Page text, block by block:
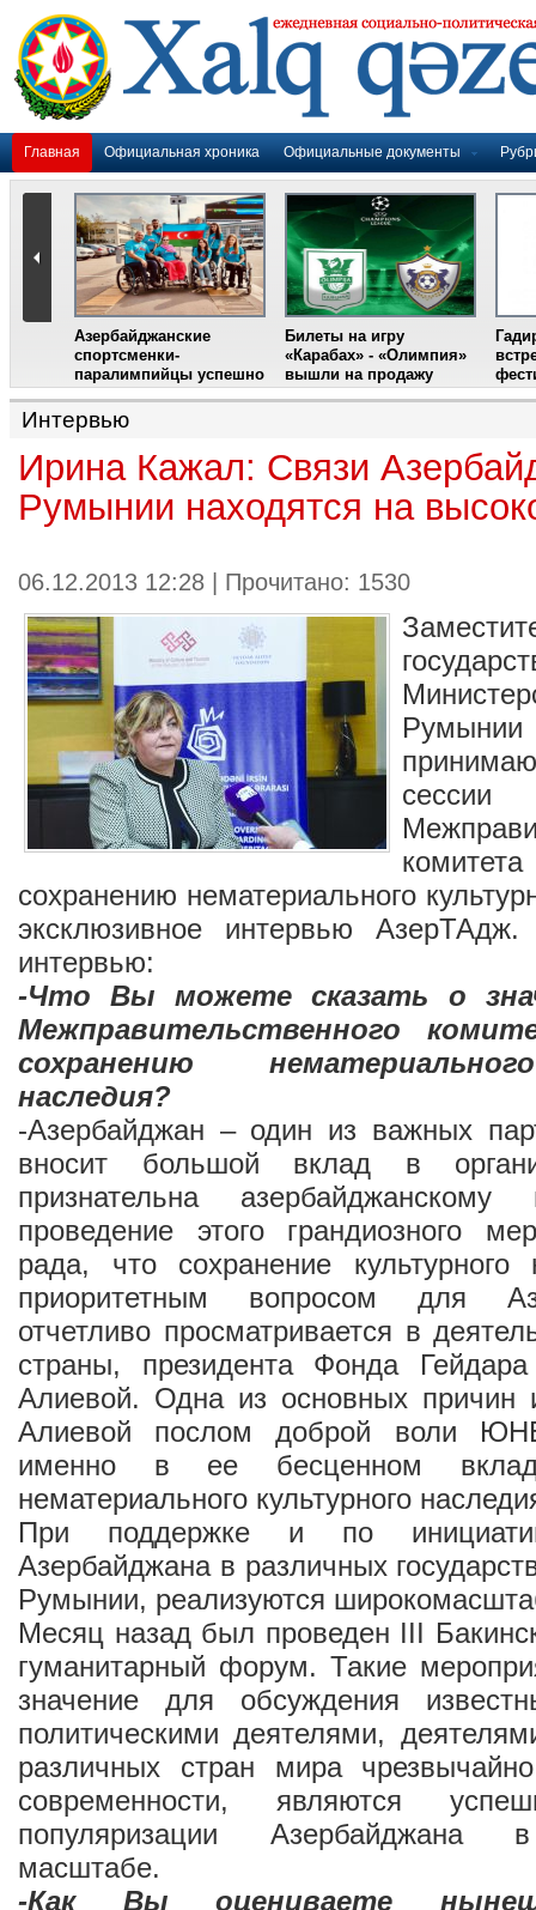
Главная Официальная хроника Официальные документы
Азербайджанские
спортсменки-
паралимпийцы успешно
выступили на III
Международном
фестивале парашютного
Билеты на игру
«Карабах» - «Олимпия»
вышли на продажу
Интервью
Ирина Кажал: Связи
Румынии находятся на
06.12.2013 12:28 | Прочитано: 1530
сессии
сохранению нематериального
эксклюзивное интервью АзерТАдж.
интервью:
-Что Вы можете сказать о
Межправительственного
сохранению
наследия?
-Азербайджан – один из важных
вносит большой вклад в
признательна азербайджанскому
проведение этого грандиозного
рада, что сохранение культурного
приоритетным вопросом для
отчетливо просматривается в
страны, президента Фонда
Алиевой. Одна из основных причин
Алиевой послом доброй воли
именно в ее бесценном
нематериального культурного
При поддержке и по
Азербайджана в различных
Румынии, реализуются
Месяц назад был проведен III
гуманитарный форум. Такие
значение для обсуждения
политическими деятелями,
различных стран мира
современности, являются
популяризации Азербайджана
масштабе.
-Как Вы оцениваете